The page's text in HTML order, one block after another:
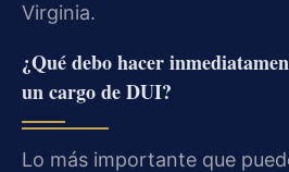
Virginia.
¿Qué debo hacer
un cargo de DUI?
Lo más importante que